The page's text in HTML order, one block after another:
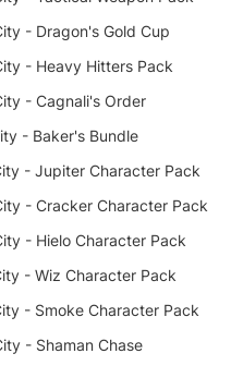
- Dragon's Gold Cup
- Heavy Hitters Pack
- Cagnali's Order
- Baker's Bundle
- Jupiter Character Pack
- Cracker Character Pack
- Hielo Character Pack
- Wiz Character Pack
- Smoke Character Pack
- Shaman Chase